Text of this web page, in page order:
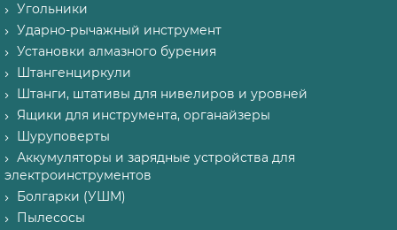
Угольники
Ударно-рычажный инструмент
Установки алмазного бурения
Штангенциркули
Штанги, штативы для нивелиров и уровней
Ящики для инструмента, органайзеры
Шуруповерты
Аккумуляторы и зарядные устройства для
электроинструментов
Болгарки (УШМ)
Пылесосы